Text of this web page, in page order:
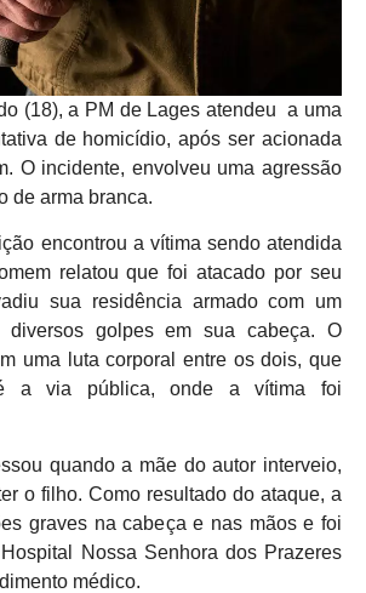
(18), a PM de Lages atendeu a uma
de homicídio, após ser acionada
O incidente, envolveu uma agressão
de arma branca.
encontrou a vítima sendo atendida
relatou que foi atacado por seu
sua residência armado com um
diversos golpes em sua cabeça. O
uma luta corporal entre os dois, que
a via pública, onde a vítima foi
quando a mãe do autor interveio,
o filho. Como resultado do ataque, a
graves na cabeça e nas mãos e foi
Nossa Senhora dos Prazeres
médico.